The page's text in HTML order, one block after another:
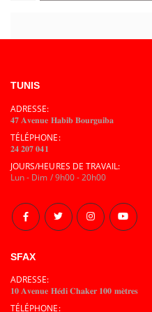
TUNIS
ADRESSE:
𝟒𝟕 𝐀𝐯𝐞𝐧𝐮𝐞 𝐇𝐚𝐛𝐢𝐛 𝐁𝐨𝐮𝐫𝐠𝐮𝐢𝐛𝐚
TÉLÉPHONE:
𝟐𝟒 𝟐𝟎𝟕 𝟎𝟒𝟏
JOURS/HEURES DE TRAVAIL:
Lun - Dim / 9h00 - 20h00
SFAX
ADRESSE:
𝟏𝟎 𝐀𝐯𝐞𝐧𝐮𝐞 𝐇𝐞́𝐝𝐢 𝐂𝐡𝐚𝐤𝐞𝐫 𝟏𝟎𝟎 𝐦𝐞̀𝐭𝐫𝐞𝐬
TÉLÉPHONE: